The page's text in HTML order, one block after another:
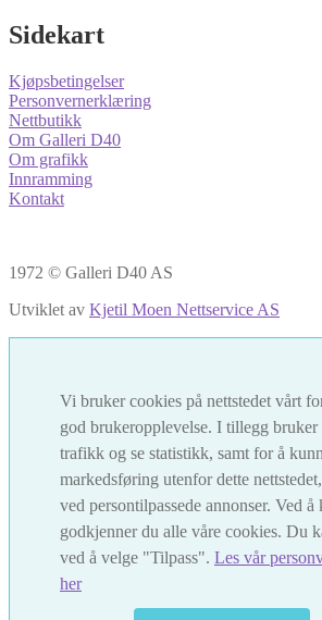
Sidekart
Kjøpsbetingelser
Personvernerklæring
Nettbutikk
Om Galleri D40
Om grafikk
Innramming
Kontakt
1972 © Galleri D40 AS
Utviklet av Kjetil Moen Nettservice AS
Vi bruker cookies på nettstedet vårt
god brukeropplevelse. I tillegg
trafikk og se statistikk, samt for å
markedsføring utenfor dette
ved persontilpassede annonser. Ved
godkjenner du alle våre cookies. Du
ved å velge "Tilpass". Les vår
her